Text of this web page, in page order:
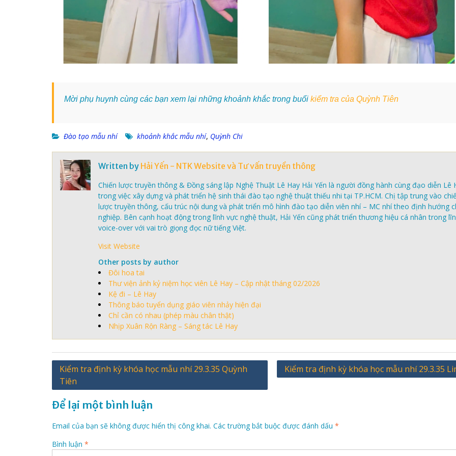
Mời phụ huynh cùng các bạn xem lại những khoảnh khắc trong buổi kiểm tra của Quỳnh Tiên
Đào tạo mẫu nhí khoảnh khắc mẫu nhí, Quỳnh Chi
Written by Hải Yến - NTK Website và Tư vấn truyền thông
Chiến lược truyền thông & Đồng sáng lập Nghệ Thuật Lê Hay Hải Yến là người đồng hành cùng đạo diễn Lê
trong việc xây dựng và phát triển hệ sinh thái đào tạo nghệ thuật thiếu nhi tại TP.HCM. Chị tập trung vào
lược truyền thông, cấu trúc nội dung và phát triển mô hình đào tạo diễn viên nhí – MC nhí theo định hướng
nghiệp. Bên cạnh hoạt động trong lĩnh vực nghệ thuật, Hải Yến cũng phát triển thương hiệu cá nhân trong
voice-over với vai trò giọng đọc nữ tiếng Việt.
Visit Website
Other posts by author
Đôi hoa tai
Thư viện ảnh kỷ niệm học viên Lê Hay – Cập nhật tháng 02/2026
Kệ đi – Lê Hay
Thông báo tuyển dụng giáo viên nhảy hiện đại
Chỉ cần có nhau (phép màu chân thật)
Nhịp Xuân Rộn Ràng – Sáng tác Lê Hay
Điều
hướng
bài
Kiểm tra định kỳ khóa học mẫu nhí 29.3.35 Quỳnh
Tiên
Kiểm tra định kỳ khóa học mẫu nhí 29.3.35
Để lại một bình luận
Email của bạn sẽ không được hiển thị công khai. Các trường bắt buộc được đánh dấu *
Bình luận *